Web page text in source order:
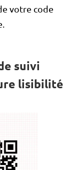
votre code
suivi
lisibilité